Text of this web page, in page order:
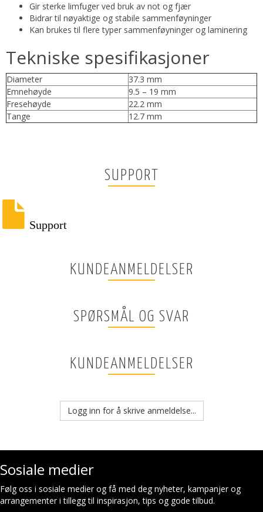
Gir sterke limfuger ved bruk av not og fjær
Bidrar til nøyaktige og stabile sammenføyninger
Kan brukes til flere typer sammenføyninger og laminering
Tekniske spesifikasjoner
Diameter
37.3 mm
Emnehøyde
9.5 – 19 mm
Fresehøyde
22.2 mm
Tange
12.7 mm
SUPPORT
Support
KUNDEANMELDELSER
SPØRSMÅL OG SVAR
KUNDEANMELDELSER
Logg inn for å skrive anmeldelse...
Sosiale medier
Følg oss i sosiale medier og få med deg nyheter, kampanjer og
arrangementer i tillegg til inspirasjon, tips og gode tilbud.